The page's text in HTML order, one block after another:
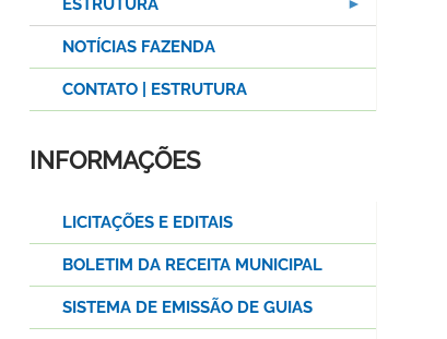
ESTRUTURA
NOTÍCIAS FAZENDA
CONTATO | ESTRUTURA
INFORMAÇÕES
LICITAÇÕES E EDITAIS
BOLETIM DA RECEITA MUNICIPAL
SISTEMA DE EMISSÃO DE GUIAS